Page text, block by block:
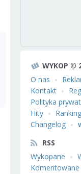
WYKOP ©
O nas
Kontakt
Polityka
Hity
Ranking
Changelog
RSS
Wykopane
Komentowane